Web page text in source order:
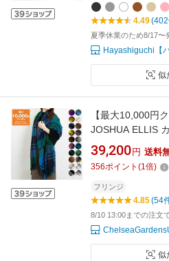
4.49
夏季休業のため8/17〜
Hayashiguchi【
似
【最大10,000円
JOSHUA ELLIS
ヤ） CASHMERE
x 190cm【英国ブ
39,200 円 送料
356ポイント (1倍)
フリンジ
4.85(54
8/10 13:00までの注文
似